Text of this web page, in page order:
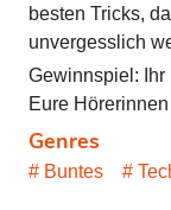
besten Tricks,
unvergesslich
Gewinnspiel: Ihr
Eure
Genres
Buntes